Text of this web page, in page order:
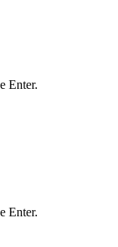
Enter.
Enter.